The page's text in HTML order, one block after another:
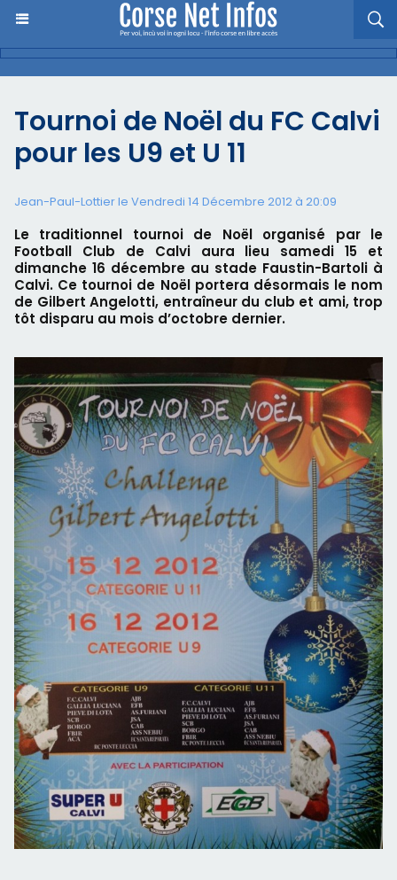
Tournoi de Noël du FC Calvi
pour les U9 et U 11
Jean-Paul-Lottier le Vendredi 14 Décembre 2012 à 20:09
Le traditionnel tournoi de Noël organisé par le
Football Club de Calvi aura lieu samedi 15 et
dimanche 16 décembre au stade Faustin-Bartoli à
Calvi. Ce tournoi de Noël portera désormais le nom
de Gilbert Angelotti, entraîneur du club et ami, trop
tôt disparu au mois d’octobre dernier.